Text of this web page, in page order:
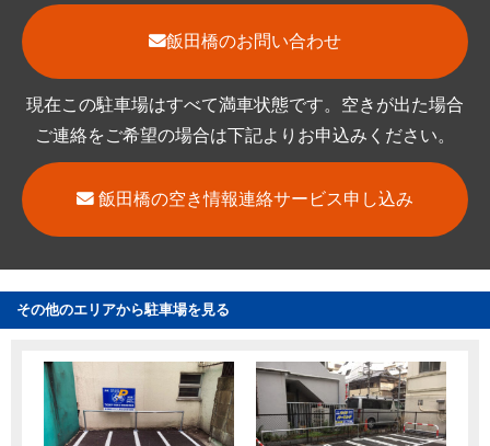
飯田橋のお問い合わせ
現在この駐車場はすべて満車状態です。空きが出た場合
ご連絡をご希望の場合は下記よりお申込みください。
飯田橋の空き情報連絡サービス申し込み
その他のエリアから駐車場を見る